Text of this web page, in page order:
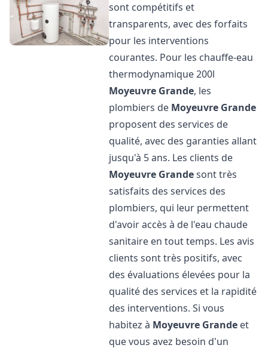
sont compétitifs et
transparents, avec des forfaits
pour les interventions
courantes. Pour les chauffe-eau
thermodynamique 200l
Moyeuvre Grande, les
plombiers de Moyeuvre Grande
proposent des services de
qualité, avec des garanties allant
jusqu'à 5 ans. Les clients de
Moyeuvre Grandesont très
satisfaits des services des
plombiers, qui leur permettent
d'avoir accès à de l'eau chaude
sanitaire en tout temps. Les avis
clients sont très positifs, avec
des évaluations élevées pour la
qualité des services et la rapidité
des interventions. Si vous
habitez à Moyeuvre Grande et
que vous avez besoin d'un